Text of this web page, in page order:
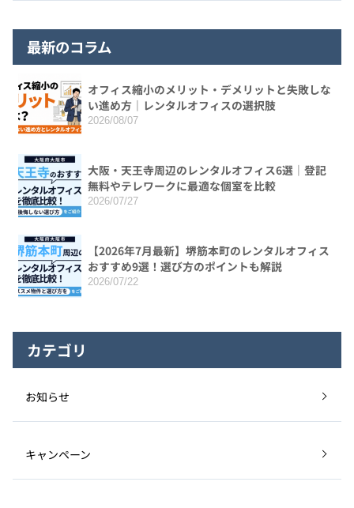
最新のコラム
オフィス縮小のメリット・デメリットと失敗しな
い進め方｜レンタルオフィスの選択肢
2026/08/07
大阪・天王寺周辺のレンタルオフィス6選｜登記
無料やテレワークに最適な個室を比較
2026/07/27
【2026年7月最新】堺筋本町のレンタルオフィス
おすすめ9選！選び方のポイントも解説
2026/07/22
カテゴリ
お知らせ
キャンペーン